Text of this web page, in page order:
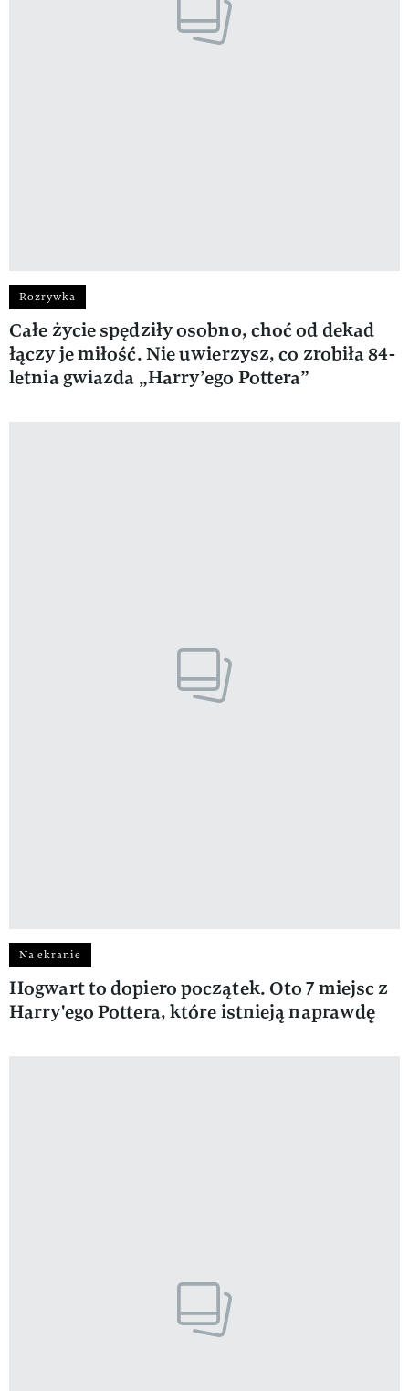
Rozrywka
Całe życie spędziły osobno, choć od dekad
łączy je miłość. Nie uwierzysz, co zrobiła 84-
letnia gwiazda „Harry’ego Pottera”
Na ekranie
Hogwart to dopiero początek. Oto 7 miejsc z
Harry'ego Pottera, które istnieją naprawdę